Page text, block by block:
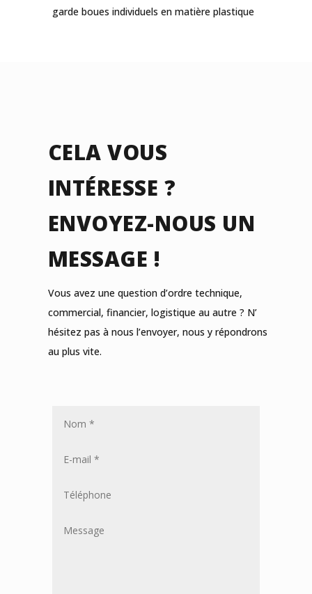
garde boues individuels en matière plastique
CELA VOUS
INTÉRESSE ?
ENVOYEZ-NOUS UN
MESSAGE !
Vous avez une question d’ordre technique,
commercial, financier, logistique au autre ? N’
hésitez pas à nous l’envoyer, nous y répondrons
au plus vite.